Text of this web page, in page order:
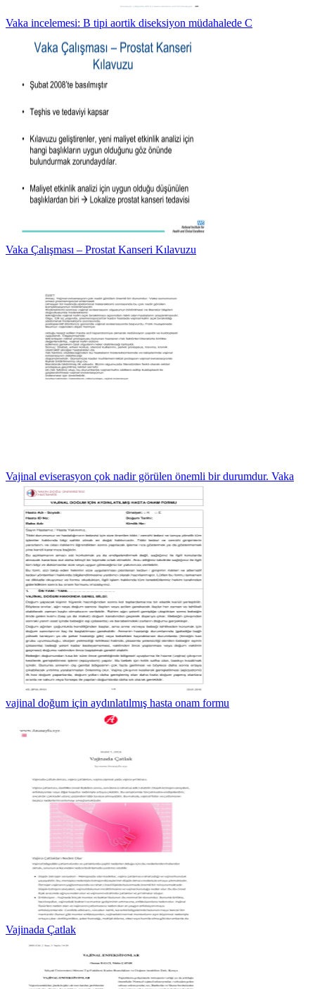
Vaka incelemesi: B tipi aortik diseksiyon müdahalede C
Vaka Çalışması – Prostat Kanseri Kılavuzu
Vajinal eviserasyon çok nadir görülen önemli bir durumdur. Vaka
vajinal doğum için aydınlatılmış hasta onam formu
Vajinada Çatlak